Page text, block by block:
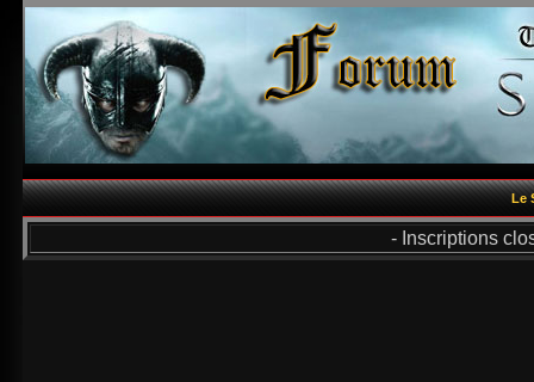
Le
- Inscriptions